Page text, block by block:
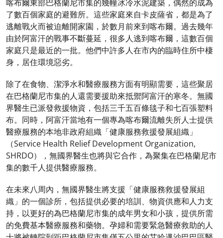
喀布爾東部巴格蘭尼市集的幾幢冰冷水泥建築，偶然的成為
了數百個家庭的避難所。這些家庭來自卡皮薩省，都是為了
逃離戰火而被迫離開家園，於數月前來到喀布爾。過去幾年
由於阿富汗的戰事不斷蔓延，很多人逃到喀布爾，這數百個
家庭只是最近的一批。他們中許多人在市內的臨時住所中棲
身，居住環境惡劣。
除了在食物、潔淨水和醫療服務方面有明顯需要，這些聚居
在巴格蘭尼市集的人還需要援助來抵禦阿富汗的寒冬。無國
界醫生已派發救援物資，包括三千五百條毯子和七百張塑料
布。同時，阿富汗當地有一個專為喀布爾流離失所人士提供
醫療服務的本地非政府組織「健康服務救援發展組織」
（Service Health Relief Development Organization,
SHRDO），無國界醫生也將與它合作，為聚集在巴格蘭尼市
集的數千人提供醫療服務。
在未來八周內，無國界醫生將支援「健康服務救援發展組
織」的一個診所，包括提供必要的培訓、物資供應和人力支
持，以更好的為巴格蘭尼市集的成年男女和小孩，提供所需
的免費基本醫療服務和藥物。孕婦和需要緊急醫療救助的人